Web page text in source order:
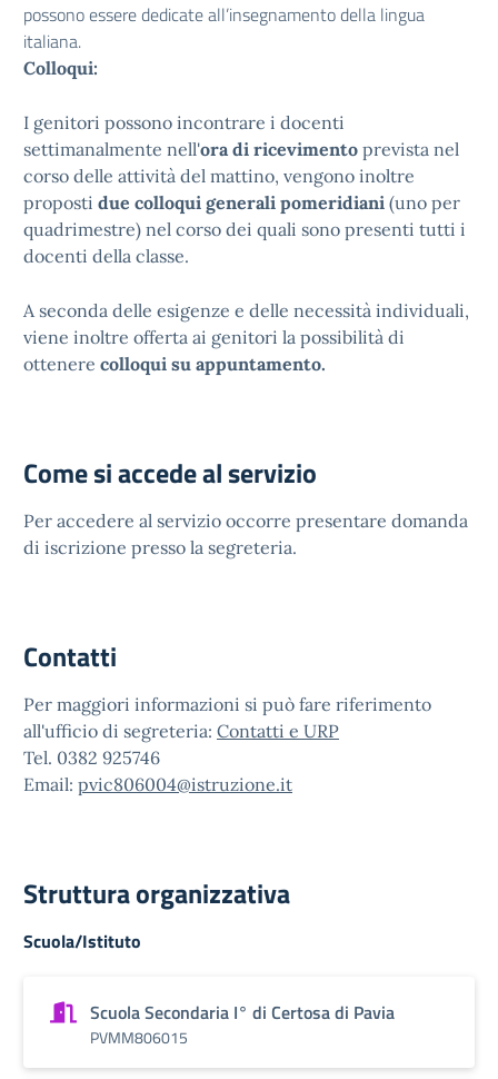
possono essere dedicate all’insegnamento della lingua
italiana.
Colloqui:
I genitori possono incontrare i docenti
settimanalmente nell'ora di ricevimento prevista nel
corso delle attività del mattino, vengono inoltre
proposti due colloqui generali pomeridiani (uno per
quadrimestre) nel corso dei quali sono presenti tutti i
docenti della classe.
A seconda delle esigenze e delle necessità individuali,
viene inoltre offerta ai genitori la possibilità di
ottenere colloqui su appuntamento.
Come si accede al servizio
Per accedere al servizio occorre presentare domanda
di iscrizione presso la segreteria.
Contatti
Per maggiori informazioni si può fare riferimento
all'ufficio di segreteria: Contatti e URP
Tel. 0382 925746
Email: pvic806004@istruzione.it
Struttura organizzativa
Scuola/Istituto
Scuola Secondaria I° di Certosa di Pavia
PVMM806015